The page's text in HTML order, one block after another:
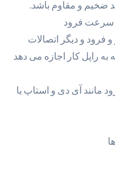
ضخیم و مقاوم باشد.
سرعت فرود
فرود و دیگر اتصالات
راپل کار اجازه می دهد
مانند آی دی و استاپ یا